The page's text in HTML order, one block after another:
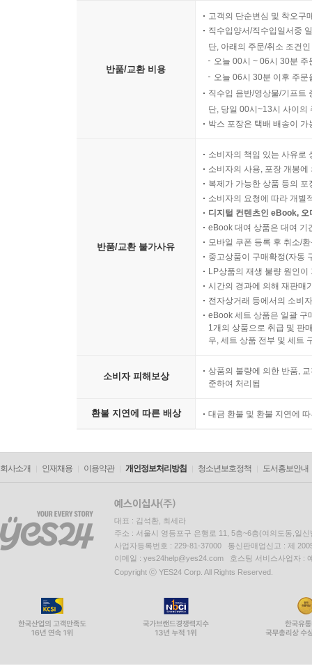
반품/교환 비용
고객의 단순변심 및 착오구
직수입양서/직수입일서중
단, 아래의 주문/취소 조건
오늘 00시 ~ 06시 30분
오늘 06시 30분 이후 주
직수입 음반/영상물/기프트
단, 당일 00시~13시 사이의
박스 포장은 택배 배송이
반품/교환 불가사유
소비자의 책임 있는 사유로
소비자의 사용, 포장 개봉
복제가 가능한 상품 등의
소비자의 요청에 따라 개별
디지털 컨텐츠인 eBook,
eBook 대여 상품은 대여 기
모바일 쿠폰 등록 후 취소/
중고상품이 구매확정(자동
LP상품의 재생 불량 원인
시간의 경과에 의해 재판매
전자상거래 등에서의 소비
eBook 세트 상품은 일괄 구
1개의 상품으로 취급 및 판
우, 세트 상품 전부 및 세트
소비자 피해보상
상품의 불량에 의한 반품,
준하여 처리됨
환불 지연에 따른 배상 대금 환불 및 환불 지연에
회사소개 인재채용 이용약관 개인정보처리방침 청소년보호정책 도서홍보안내
대표 : 김석환, 최세라
주소 : 서울시 영등포구 은행로 11, 5층~6층(여의도동,일신
사업자등록번호 : 229-81-37000 통신판매업신고 : 제
이메일 : yes24help@yes24.com 호스팅 서비스사업자 :
Copyright ⓒ YES24 Corp. All Rights Reserved.